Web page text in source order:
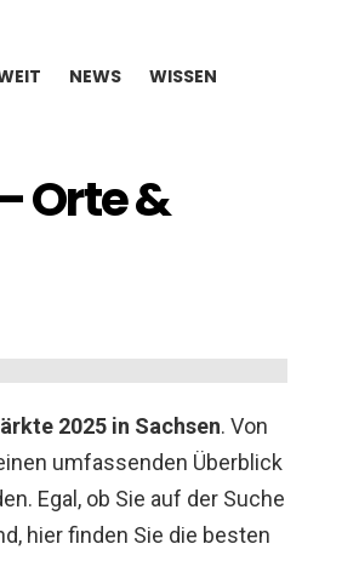
NEWS WISSEN
Orte &
2025 in Sachsen. Von
umfassenden Überblick
Egal, ob Sie auf der Suche
hier finden Sie die besten